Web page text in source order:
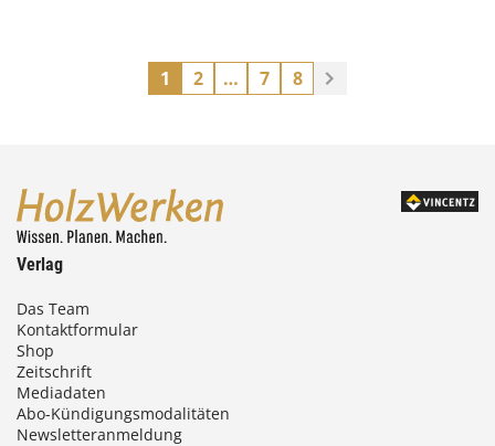
1 2 … 7 8
Verlag
Das Team
Kontaktformular
Shop
Zeitschrift
Mediadaten
Abo-Kündigungsmodalitäten
Newsletteranmeldung